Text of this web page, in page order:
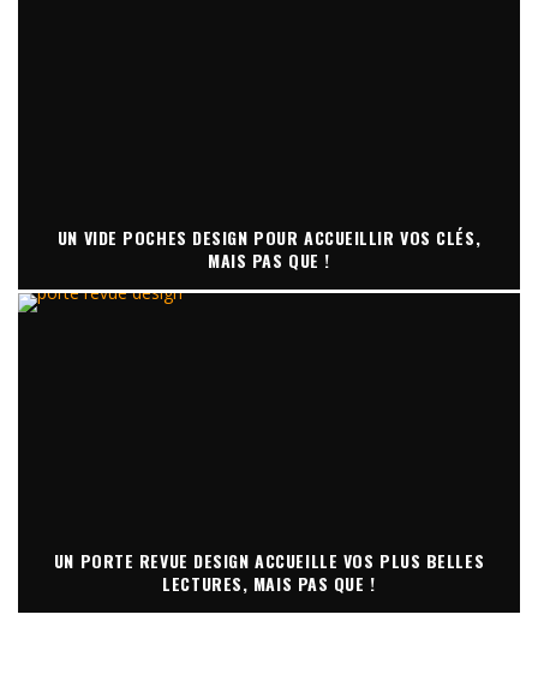
UN VIDE POCHES DESIGN POUR ACCUEILLIR VOS CLÉS,
MAIS PAS QUE !
UN PORTE REVUE DESIGN ACCUEILLE VOS PLUS BELLES
LECTURES, MAIS PAS QUE !